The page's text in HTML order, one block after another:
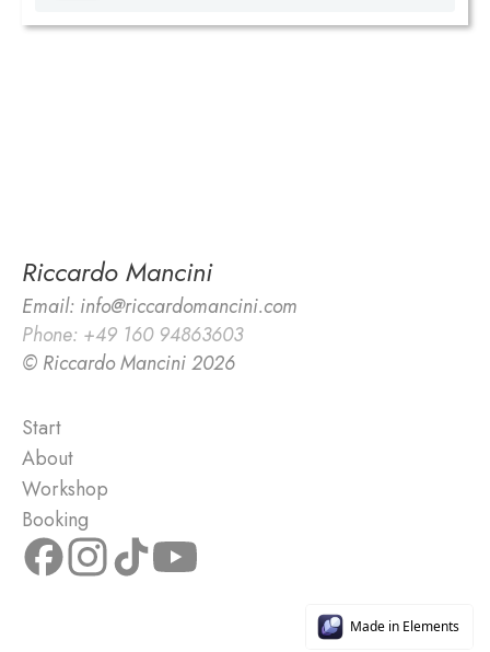
Riccardo Mancini
Email: info@riccardomancini.com
Phone: +49 160 94863603
© Riccardo Mancini 2026
Start
About
Workshop
Booking
Made in Elements